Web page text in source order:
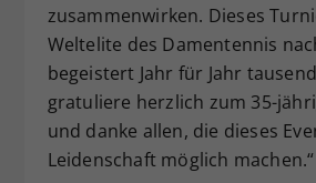
zusammenwirken. Dieses
Weltelite des Damentennis
begeistert Jahr für Jahr
gratuliere herzlich zum 35-
und danke allen, die dieses
Leidenschaft möglich machen.“